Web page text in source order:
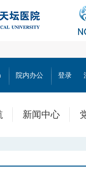
院内办公 登录
新闻中心